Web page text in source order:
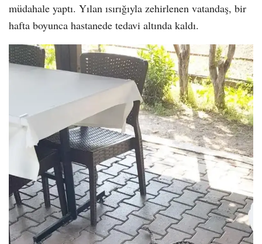
müdahale yaptı. Yılan ısırığıyla zehirlenen vatandaş, bir
hafta boyunca hastanede tedavi altında kaldı.